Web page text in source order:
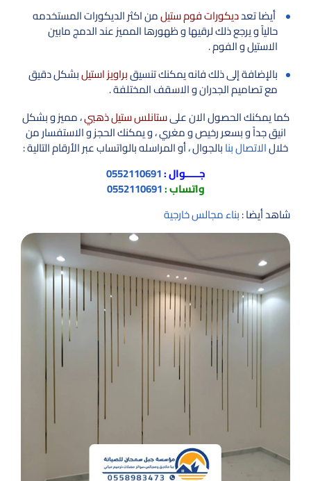
أيضا تعدديكورات فوم ستيلمن اكثر الديكورات المستخدمه
حالياً و يرجع ذلك لرقيها و ظهورها المميز عند الدمج مابين
الاستيل و الفوم .
بالإضافة إلى ذلك فانه يمكنك تنسيقبراويز استيلبشكل دقيق
مع تصاميم الجدران و الاسقف المختلفة .
كما يمكنك الحصول الان علىستانلس ستيل ذهبي، مميز و بشكل
انيق جداً و بسعر رخيص و مغري ، و يمكنك الحجز و الاستفسار من
خلالالاتصال بنابالجوال ، أو المراسله بالواتساب عبر الأرقام التالية :
جـــــوال :0552110691
واتساب :0552110691
شاهد أيضا :بناء مجالس خارجية